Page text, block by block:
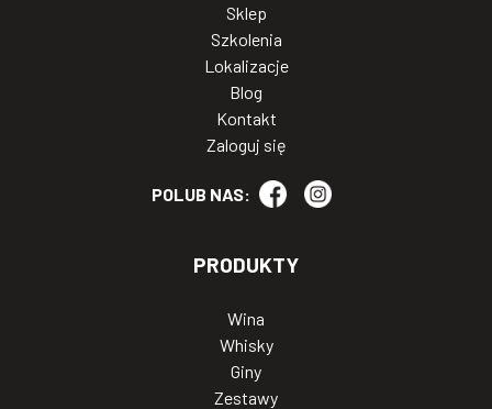
Sklep
Szkolenia
Lokalizacje
Blog
Kontakt
Zaloguj się
POLUB NAS:
PRODUKTY
Wina
Whisky
Giny
Zestawy